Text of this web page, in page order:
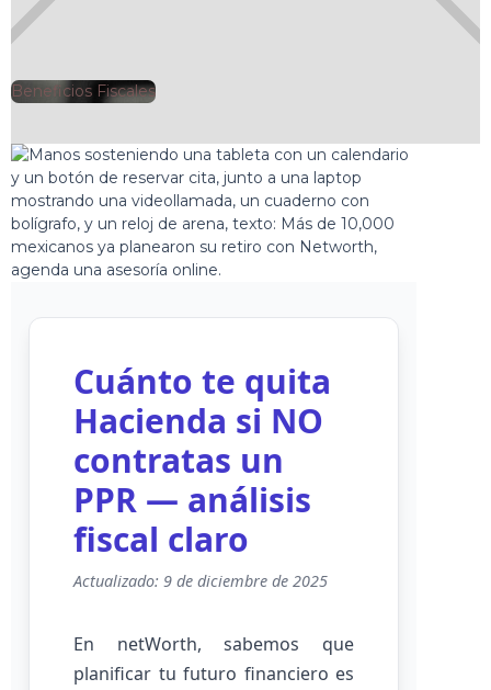
Beneficios Fiscales
Cuánto te quita
Hacienda si NO
contratas un
PPR — análisis
fiscal claro
Actualizado: 9 de diciembre de 2025
En netWorth, sabemos que
planificar tu futuro financiero es